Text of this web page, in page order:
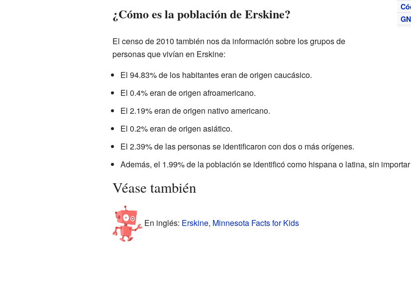
¿Cómo es la población de Erskine?
El censo de 2010 también nos da información sobre los grupos de
personas que vivían en Erskine:
El 94.83% de los habitantes eran de origen caucásico.
El 0.4% eran de origen afroamericano.
El 2.19% eran de origen nativo americano.
El 0.2% eran de origen asiático.
El 2.39% de las personas se identificaron con dos o más orígenes.
Además, el 1.99% de la población se identificó como hispana o latina, sin
Véase también
En inglés: Erskine, Minnesota Facts for Kids